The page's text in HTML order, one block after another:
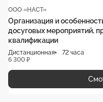
ООО «НАСТ»
Организация и
досуговых мероприятий,
квалификации
Дистанционная
72 часа
6 300 ₽